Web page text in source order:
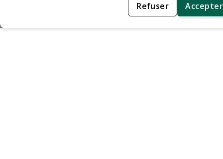
Refuser Accepter